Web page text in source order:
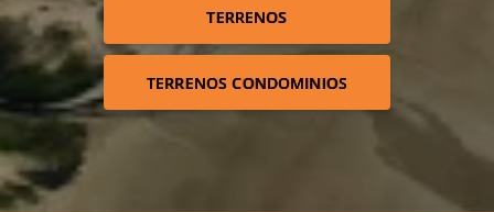
TERRENOS
TERRENOS CONDOMINIOS